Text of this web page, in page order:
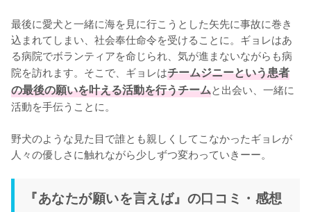
最後に愛犬と一緒に海を見に行こうとした矢先に事故に巻き
込まれてしまい、社会奉仕命令を受けることに。ギョレはあ
る病院でボランティアを命じられ、気が進まないながらも病
院を訪れます。そこで、ギョレはチームジニーという患者
の最後の願いを叶える活動を行うチームと出会い、一緒に
活動を手伝うことに。
野犬のような見た目で誰とも親しくしてこなかったギョレが
人々の優しさに触れながら少しずつ変わっていきーー。
『あなたが願いを言えば』の口コミ・感想